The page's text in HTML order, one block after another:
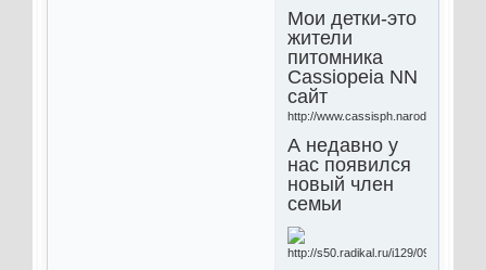
Мои детки-это
жители
питомника
Cassiopeia NN
сайт
http://www.cassisph.narod.ru
А недавно у
нас появился
новый член
семьи